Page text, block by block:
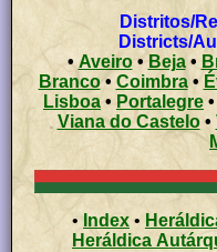
Distritos/Regiões
Districts/
•Aveiro• Beja•
Branco• Coimbra•
Lisboa • Portalegre •
Viana do Castelo•
• Index •
Heráldica